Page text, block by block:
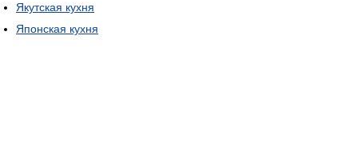
Якутская кухня
Японская кухня